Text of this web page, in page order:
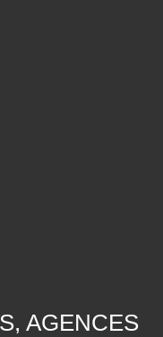
AGENCES